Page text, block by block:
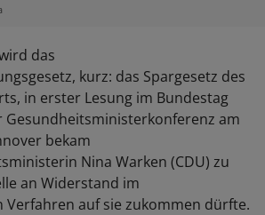
das
kurz: das Spargesetz des
in erster Lesung im Bundestag
Gesundheitsministerkonferenz am
bekam
Nina Warken (CDU) zu
an Widerstand im
auf sie zukommen dürfte.